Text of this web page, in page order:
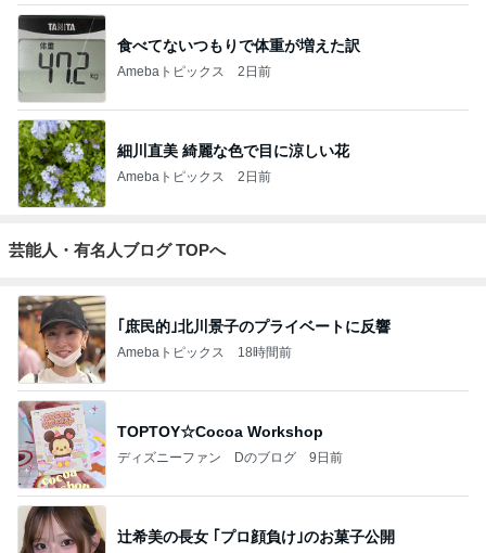
食べてないつもりで体重が増えた訳
Amebaトピックス 2日前
細川直美 綺麗な色で目に涼しい花
Amebaトピックス 2日前
芸能人・有名人ブログ TOPへ
｢庶民的｣北川景子のプライベートに反響
Amebaトピックス 18時間前
TOPTOY☆Cocoa Workshop
ディズニーファン Dのブログ 9日前
辻希美の長女 ｢プロ顔負け｣のお菓子公開